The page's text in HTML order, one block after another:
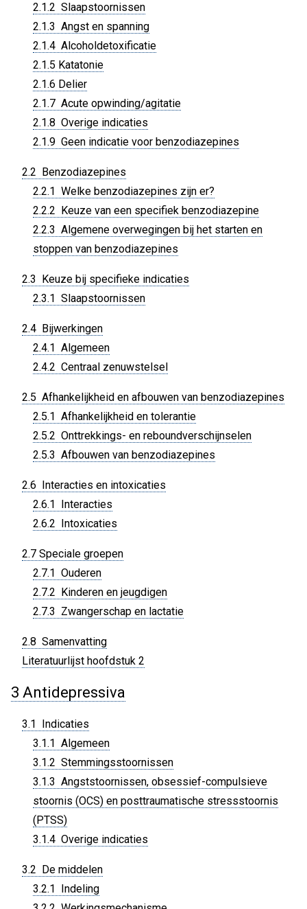
2.1.2 Slaapstoornissen
2.1.3 Angst en spanning
2.1.4 Alcoholdetoxificatie
2.1.5 Katatonie
2.1.6 Delier
2.1.7 Acute opwinding/agitatie
2.1.8 Overige indicaties
2.1.9 Geen indicatie voor benzodiazepines
2.2 Benzodiazepines
2.2.1 Welke benzodiazepines zijn er?
2.2.2 Keuze van een specifiek benzodiazepine
2.2.3 Algemene overwegingen bij het starten en
stoppen van benzodiazepines
2.3 Keuze bij specifieke indicaties
2.3.1 Slaapstoornissen
2.4 Bijwerkingen
2.4.1 Algemeen
2.4.2 Centraal zenuwstelsel
2.5 Afhankelijkheid en afbouwen van benzodiazepines
2.5.1 Afhankelijkheid en tolerantie
2.5.2 Onttrekkings- en reboundverschijnselen
2.5.3 Afbouwen van benzodiazepines
2.6 Interacties en intoxicaties
2.6.1 Interacties
2.6.2 Intoxicaties
2.7 Speciale groepen
2.7.1 Ouderen
2.7.2 Kinderen en jeugdigen
2.7.3 Zwangerschap en lactatie
2.8 Samenvatting
Literatuurlijst hoofdstuk 2
3 Antidepressiva
3.1 Indicaties
3.1.1 Algemeen
3.1.2 Stemmingsstoornissen
3.1.3 Angststoornissen, obsessief-compulsieve
stoornis (OCS) en posttraumatische stressstoornis
(PTSS)
3.1.4 Overige indicaties
3.2 De middelen
3.2.1 Indeling